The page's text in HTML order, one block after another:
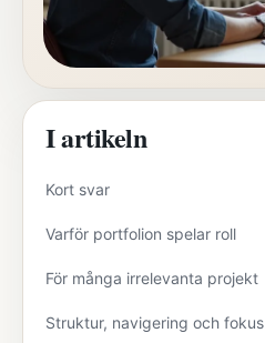
I artikeln
Kort svar
Varför portfolion spelar roll
För många irrelevanta projekt
Struktur, navigering och fokus